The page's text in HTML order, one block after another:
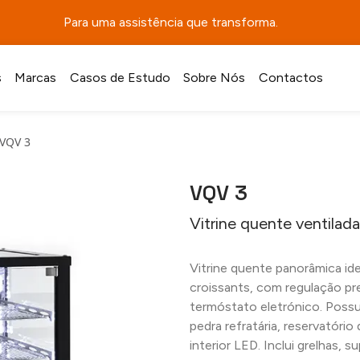
Para uma assistência que transforma.
Marcas Casos de Estudo Sobre Nós Contactos
VQV 3
VQV 3
Vitrine quente
Vitrine quente panorâmica
croissants, com regulação
termóstato eletrónico.
pedra refratária, reservatório
interior LED. Inclui grelhas,